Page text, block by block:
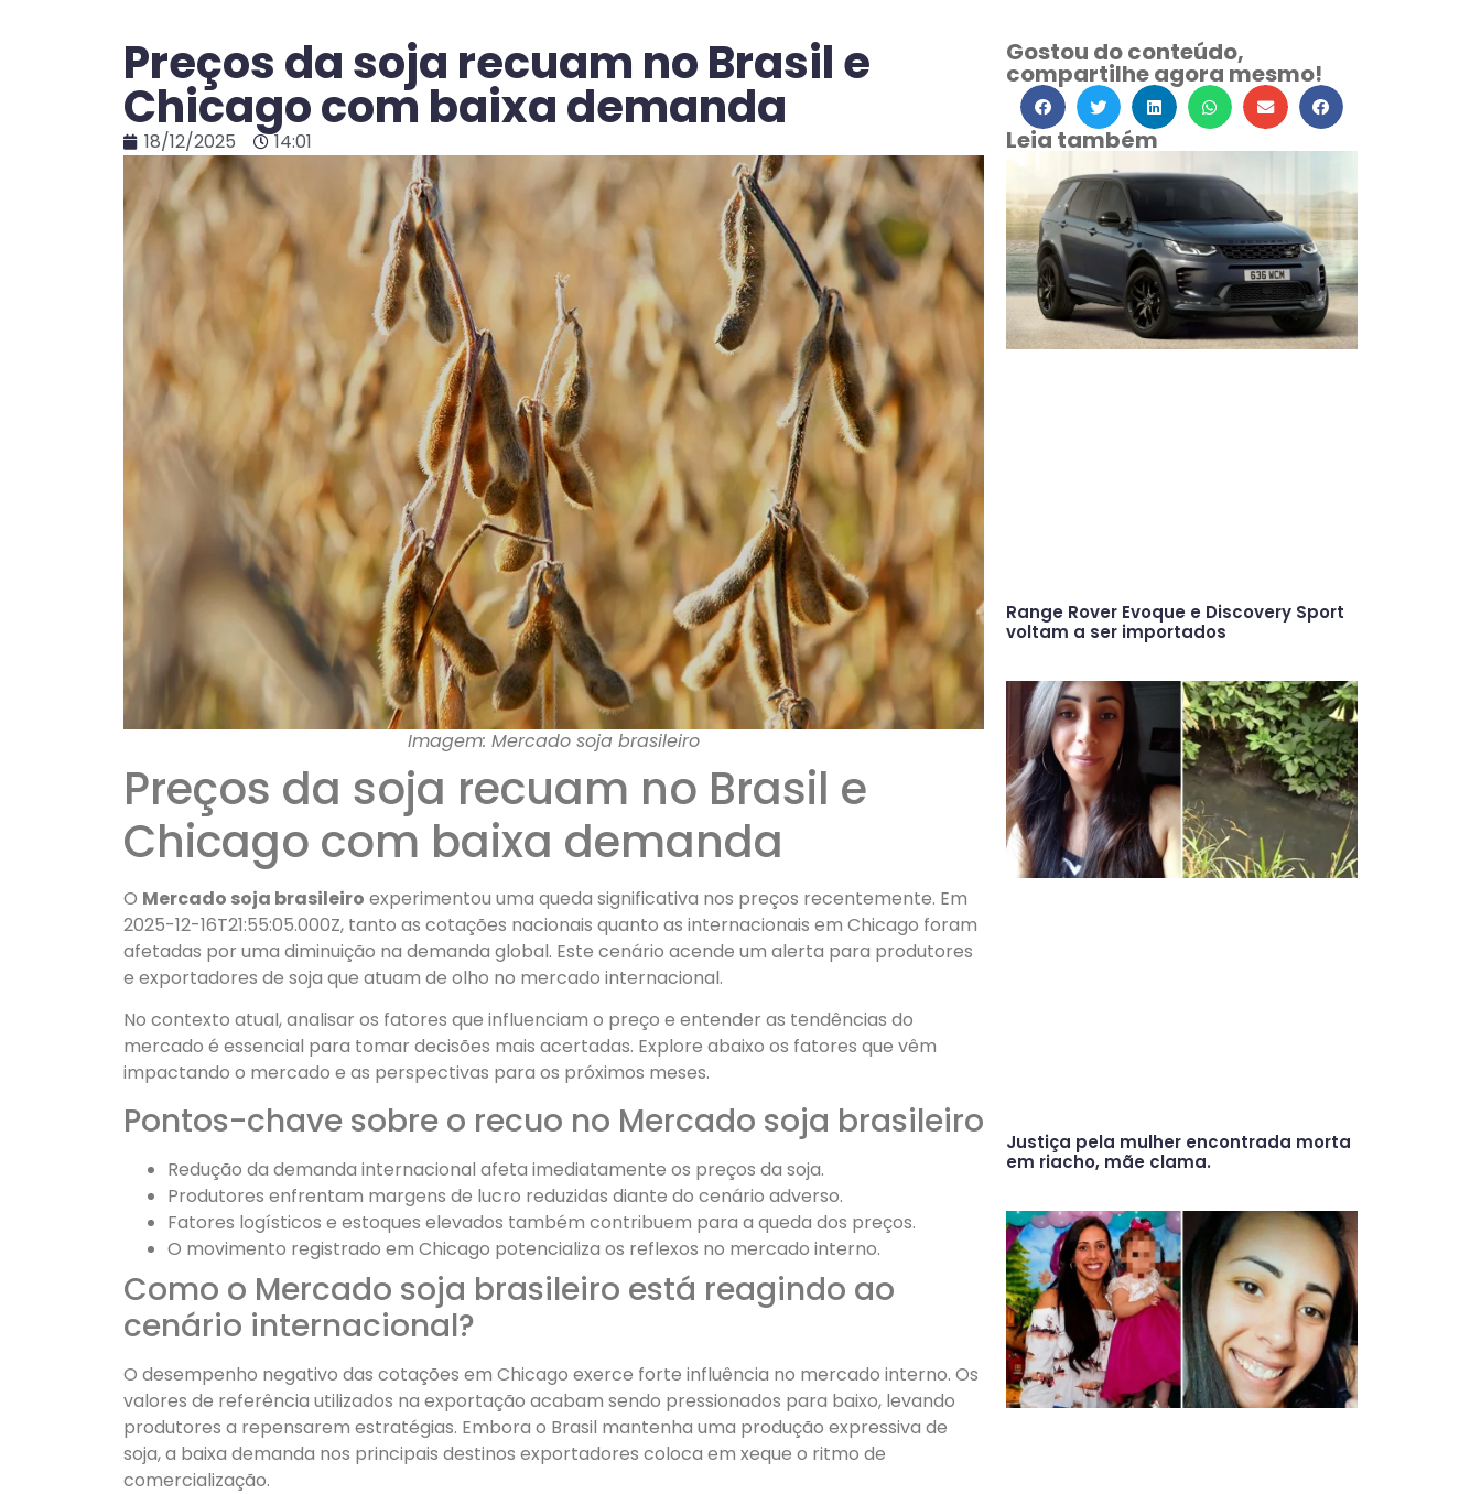
Preços da soja recuam no Brasil e
Chicago com baixa demanda
18/12/2025 14:01
Imagem: Mercado soja brasileiro
Preços da soja recuam no Brasil e
Chicago com baixa demanda
O Mercado soja brasileiro experimentou uma queda significativa nos preços recentemente. Em
2025-12-16T21:55:05.000Z, tanto as cotações nacionais quanto as internacionais em Chicago foram
afetadas por uma diminuição na demanda global. Este cenário acende um alerta para produtores
e exportadores de soja que atuam de olho no mercado internacional.
No contexto atual, analisar os fatores que influenciam o preço e entender as tendências do
mercado é essencial para tomar decisões mais acertadas. Explore abaixo os fatores que vêm
impactando o mercado e as perspectivas para os próximos meses.
Pontos-chave sobre o recuo no Mercado soja brasileiro
Redução da demanda internacional afeta imediatamente os preços da soja.
Produtores enfrentam margens de lucro reduzidas diante do cenário adverso.
Fatores logísticos e estoques elevados também contribuem para a queda dos preços.
O movimento registrado em Chicago potencializa os reflexos no mercado interno.
Como o Mercado soja brasileiro está reagindo ao
cenário internacional?
O desempenho negativo das cotações em Chicago exerce forte influência no mercado interno. Os
valores de referência utilizados na exportação acabam sendo pressionados para baixo, levando
produtores a repensarem estratégias. Embora o Brasil mantenha uma produção expressiva de
soja, a baixa demanda nos principais destinos exportadores coloca em xeque o ritmo de
comercialização.
Gostou do conteúdo,
compartilhe agora mesmo!
Leia também
Range Rover Evoque e Discovery Sport
voltam a ser importados
Justiça pela mulher encontrada morta
em riacho, mãe clama.